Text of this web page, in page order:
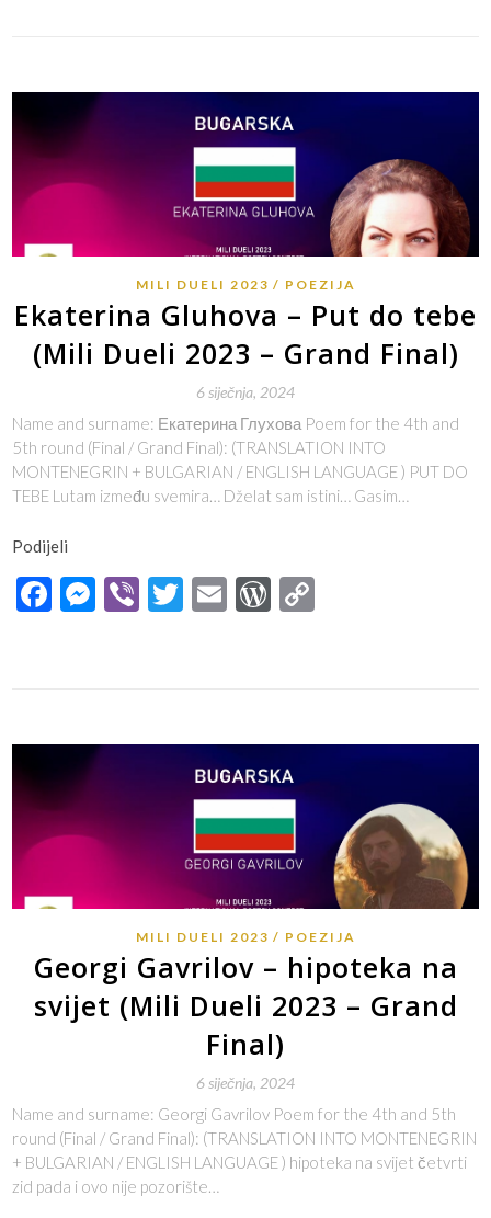
MILI DUELI 2023 POEZIJA
Ekaterina Gluhova – Put do tebe
(Mili Dueli 2023 – Grand Final)
6 siječnja, 2024
Name and surname: Екатерина Глухова Poem for the 4th and
5th round (Final / Grand Final): (TRANSLATION INTO
MONTENEGRIN + BULGARIAN / ENGLISH LANGUAGE ) PUT DO
TEBE Lutam između svemira… Dželat sam istini… Gasim…
Podijeli
Facebook
Messenger
ViberTwitter
EmailWordPress
MILI DUELI 2023 POEZIJA
Georgi Gavrilov – hipoteka na
svijet (Mili Dueli 2023 – Grand
Final)
6 siječnja, 2024
Name and surname: Georgi Gavrilov Poem for the 4th and 5th
round (Final / Grand Final): (TRANSLATION INTO MONTENEGRIN
+ BULGARIAN / ENGLISH LANGUAGE ) hipoteka na svijet četvrti
zid pada i ovo nije pozorište…